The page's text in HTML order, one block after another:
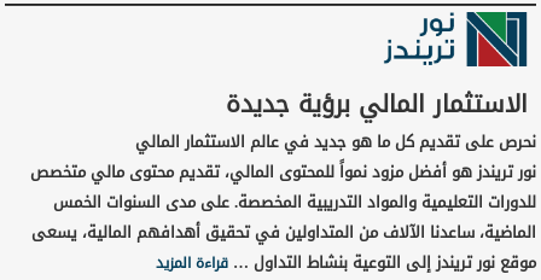
الاستثمار المالي برؤية جديدة
نحرص على تقديم كل ما هو جديد في عالم الاستثمار المالي
نور تريندز هو أفضل مزود نمواً للمحتوى المالي، تقديم محتوى مالي متخصص
للدورات التعليمية والمواد التدريبية المخصصة. على مدى السنوات الخمس
الماضية، ساعدنا الآلاف من المتداولين في تحقيق أهدافهم المالية، يسعى
موقع نور تريندز إلى التوعية بنشاط التداول …قراءة المزيد